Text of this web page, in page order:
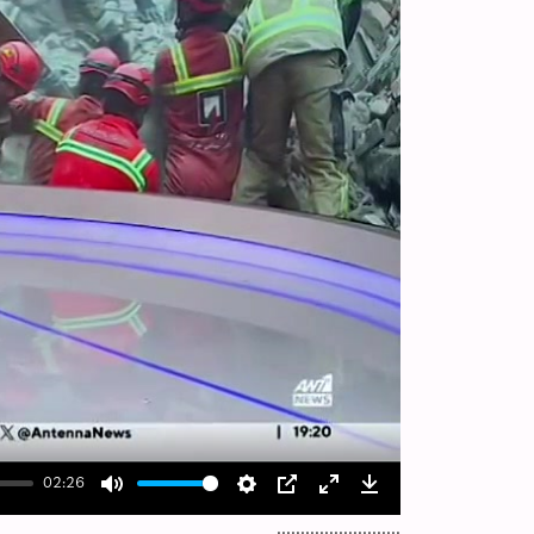
02:26
Mute Settings
PIP EnterDownload
..........................